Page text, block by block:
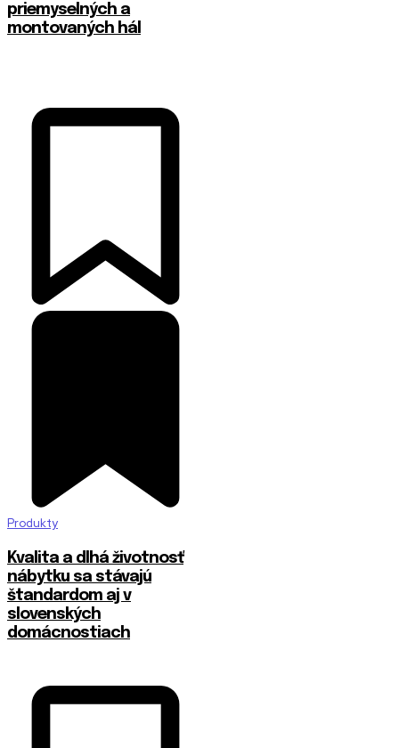
priemyselných a
montovaných hál
Produkty
​Kvalita a dlhá životnosť
nábytku sa stávajú
štandardom aj v
slovenských
domácnostiach